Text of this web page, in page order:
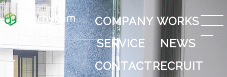
COMPANY WORKS
SERVICE
NEWS
CONTACTRECRUIT